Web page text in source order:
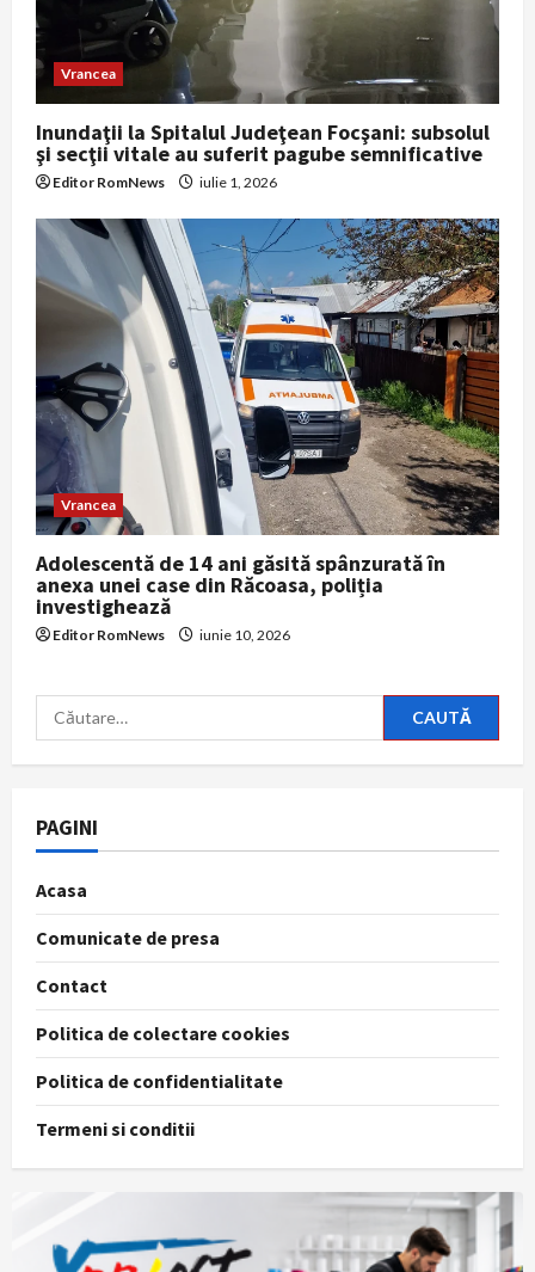
Vrancea
Inundaţii la Spitalul Judeţean Focşani: subsolul
şi secţii vitale au suferit pagube semnificative
Editor RomNews iulie 1, 2026
Vrancea
Adolescentă de 14 ani găsită spânzurată în
anexa unei case din Răcoasa, poliția
investighează
Editor RomNews iunie 10, 2026
Caută
după:
PAGINI
Acasa
Comunicate de presa
Contact
Politica de colectare cookies
Politica de confidentialitate
Termeni si conditii